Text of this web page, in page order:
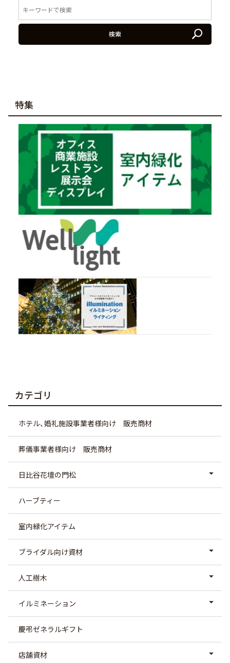
検索
特集
カテゴリ
ホテル、婚礼施設事業者様向け 販売商材
葬儀事業者様向け 販売商材
日比谷花壇の門松
ハーブティー
室内緑化アイテム
ブライダル向け資材
人工樹木
イルミネーション
慶弔ゼネラルギフト
店舗資材